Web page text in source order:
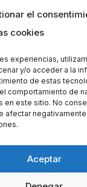
el
cookies
experiencias,
y/o acceder a la
de estas
comportamiento de
en este sitio. No
afectar
Aceptar
València